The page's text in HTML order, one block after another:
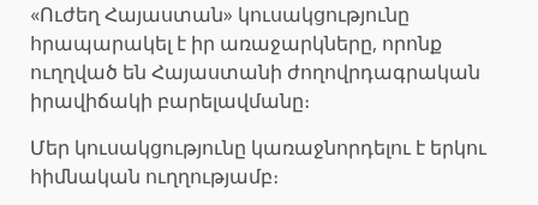
«Ուժեղ Հայաստան» կուսակցությունը
հրապարակել է իր առաջարկները, որոնք
ուղղված են Հայաստանի ժողովրդագրական
իրավիճակի բարելավմանը։
Մեր կուսակցությունը կառաջնորդելու է երկու
հիմնական ուղղությամբ։